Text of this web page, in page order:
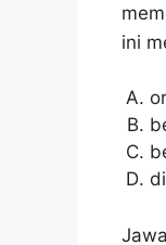
ini